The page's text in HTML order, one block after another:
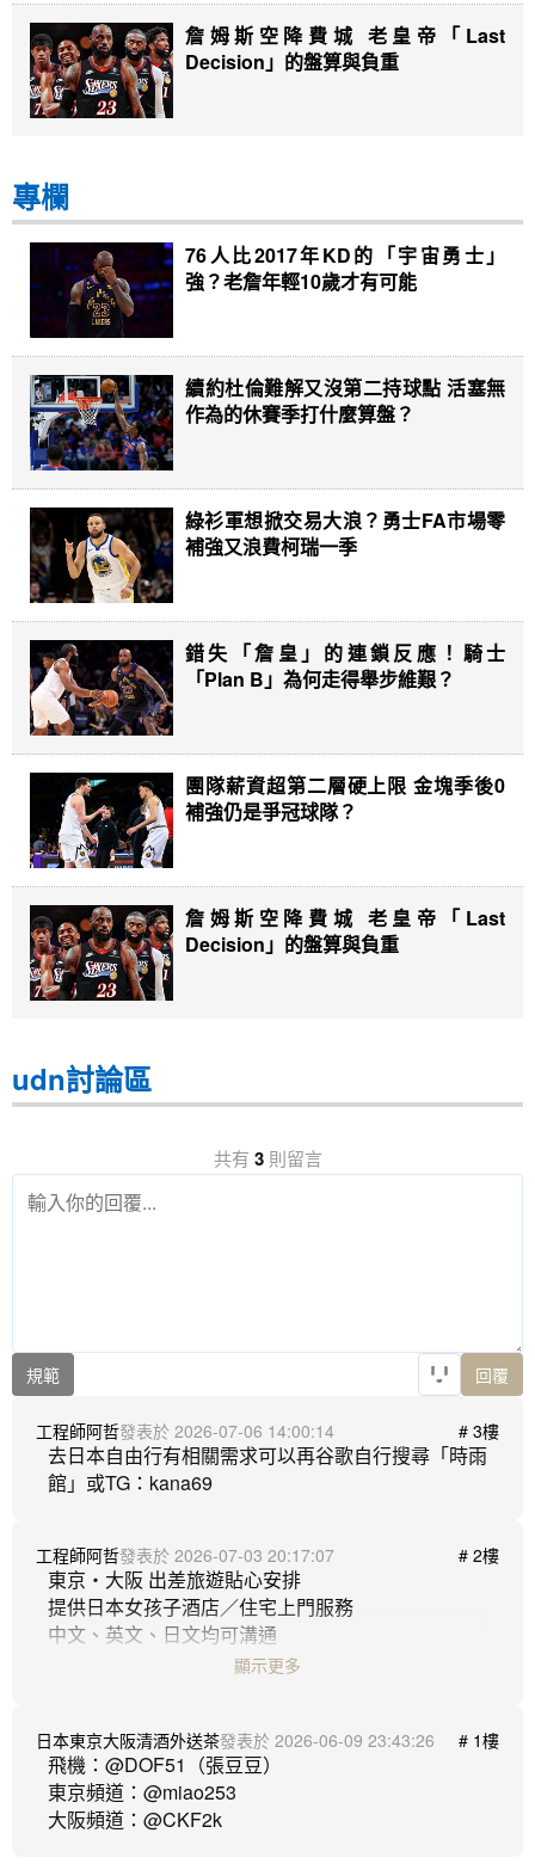
詹姆斯空降費城 老皇帝「Last
Decision」的盤算與負重
專欄
76人比2017年KD的「宇宙勇士」
強？老詹年輕10歲才有可能
續約杜倫難解又沒第二持球點 活塞無
作為的休賽季打什麼算盤？
綠衫軍想掀交易大浪？勇士FA市場零
補強又浪費柯瑞一季
錯失「詹皇」的連鎖反應！騎士
「Plan B」為何走得舉步維艱？
團隊薪資超第二層硬上限 金塊季後0
補強仍是爭冠球隊？
詹姆斯空降費城 老皇帝「Last
Decision」的盤算與負重
udn討論區
共有 3則留言
規範 回覆
工程師阿哲 2026-07-06 14:00:14 # 3樓
去日本自由行有相關需求可以再谷歌自行搜尋「時雨
工程師阿哲 2026-07-03 20:17:07 # 2樓
東京・大阪 出差旅遊貼心安排
提供日本女孩子酒店／住宅上門服務
中文、英文、日文均可溝通
服務範圍涵蓋東京15區及大阪全區
✅不需會日文
✅接待海外旅客
✅日本本地女孩
✅流程簡單清楚
顯示更多
日本東京大阪清酒外送茶 2026-06-09 23:43:26 # 1樓
飛機：@DOF51（張豆豆）
東京頻道：@miao253